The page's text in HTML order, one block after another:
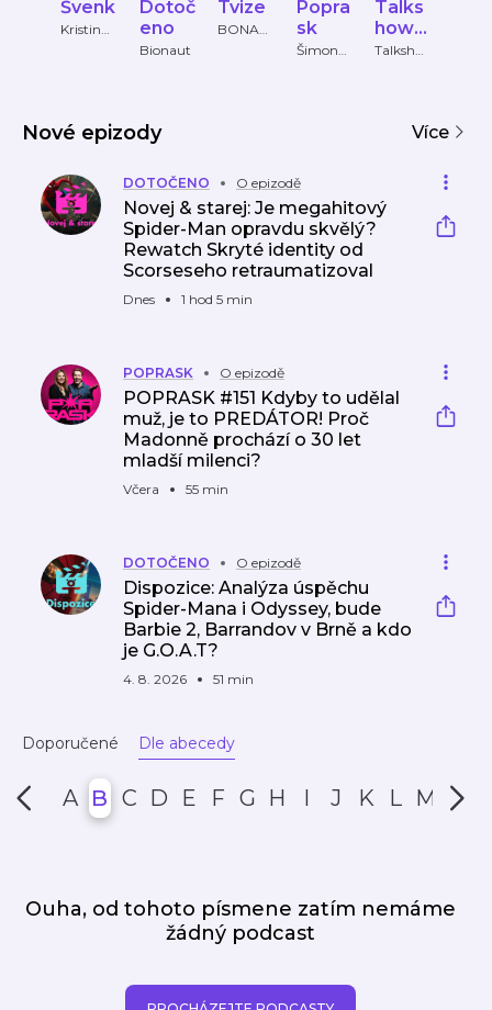
Švenk
Kristina
Dotoč
eno
Bionaut
Tvize
BONAFI
Popra
sk
Šimon
Talks
how
Pansk
Talksho
Nové epizody Více
DOTOČENO O epizodě
Novej & starej: Je megahitový
Spider-Man opravdu skvělý?
Rewatch Skryté identity od
Scorseseho retraumatizoval
Dnes 1 hod 5 min
POPRASK O epizodě
POPRASK #151 Kdyby to udělal
muž, je to PREDÁTOR! Proč
Madonně prochází o 30 let
mladší milenci?
Včera 55 min
DOTOČENO O epizodě
Dispozice: Analýza úspěchu
Spider-Mana i Odyssey, bude
Barbie 2, Barrandov v Brně a kdo
je G.O.A.T?
4. 8. 2026 51 min
Doporučené Dle abecedy
A B C D E F G H I J K L M N
Ouha, od tohoto písmene zatím nemáme
žádný podcast